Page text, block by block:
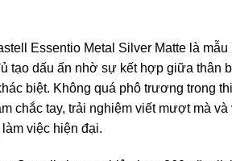
Essentio Metal Silver Matte là
tạo dấu ấn nhờ sự kết hợp giữa thân
biệt. Không quá phô trương trong
chắc tay, trải nghiệm viết mượt mà
việc hiện đại.